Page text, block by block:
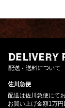
佐川急便
配送は佐川急便にて
お買い上げ金額1万